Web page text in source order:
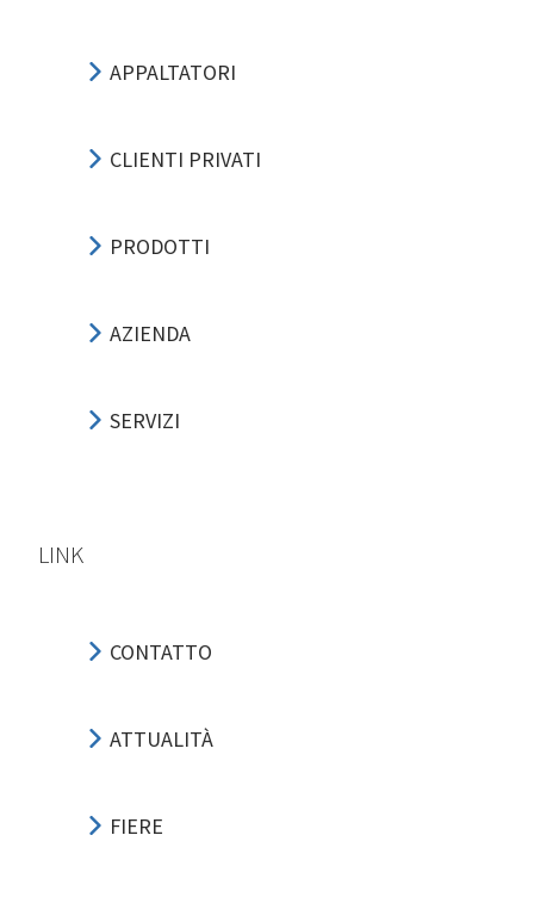
APPALTATORI
CLIENTI PRIVATI
PRODOTTI
AZIENDA
SERVIZI
LINK
CONTATTO
ATTUALITÀ
FIERE